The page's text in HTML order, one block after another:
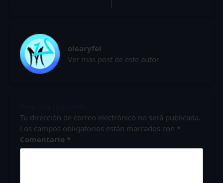
olearyfel
Ver mas post de este autor
Tu dirección de correo electrónico no será publicada.
Los campos obligatorios están marcados con *
Comentario *